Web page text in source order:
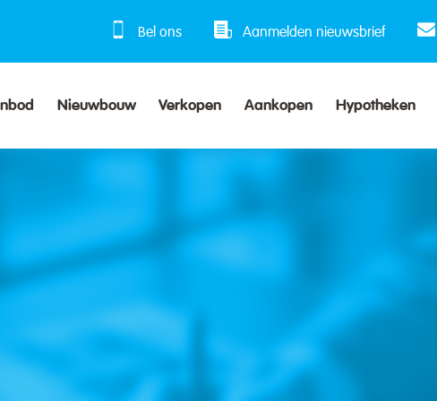
Bel ons Aanmelden nieuwsbrief
Nieuwbouw Verkopen Aankopen Hypotheken